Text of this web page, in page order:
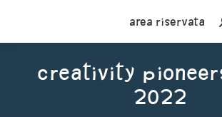
Area riservata
creativity
2022